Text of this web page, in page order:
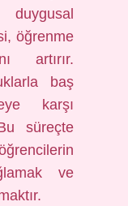
duygusal
öğrenme
artırır.
baş
karşı
süreçte
ve